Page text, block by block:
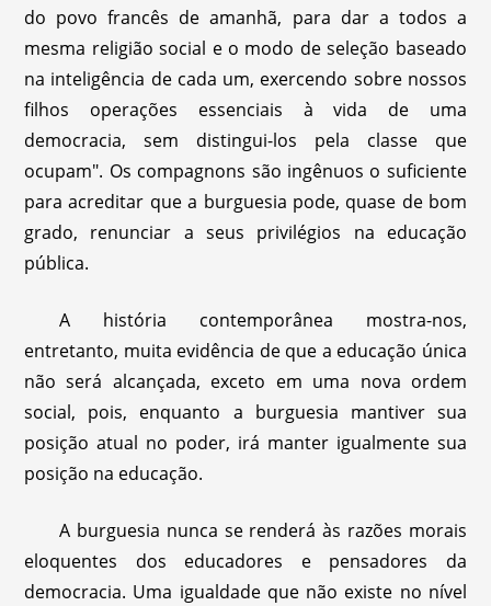
do povo francês de amanhã, para dar a todos a
mesma religião social e o modo de seleção baseado
na inteligência de cada um, exercendo sobre nossos
filhos operações essenciais à vida de uma
democracia, sem distingui-los pela classe que
ocupam". Os compagnons são ingênuos o suficiente
para acreditar que a burguesia pode, quase de bom
grado, renunciar a seus privilégios na educação
pública.
A história contemporânea mostra-nos,
entretanto, muita evidência de que a educação única
não será alcançada, exceto em uma nova ordem
social, pois, enquanto a burguesia mantiver sua
posição atual no poder, irá manter igualmente sua
posição na educação.
A burguesia nunca se renderá às razões morais
eloquentes dos educadores e pensadores da
democracia. Uma igualdade que não existe no nível